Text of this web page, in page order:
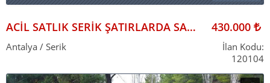
ARSA & BAHÇE
ACİL SATLIK SERİK ŞATIRLARDA SATLIK 6900 M2 TARLA BAĞ BAHÇE İÇİN GÜZEL KONUMDA
Antalya / Serik
430.000
İlan Kodu:
120104